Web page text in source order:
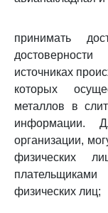
принимать
источниках
которых
металлов в
информации.
организации,
физических
физических лиц;